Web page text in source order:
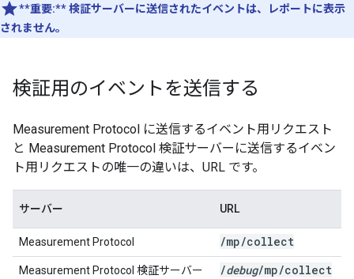
**重要:**検証サーバーに送信されたイベントは、レポートに表示
されません。
検証用のイベントを送信する
Measurement Protocol に送信するイベント用リクエスト
と Measurement Protocol 検証サーバーに送信するイベン
ト用リクエストの唯一の違いは、URL です。
サーバー URL
Measurement Protocol /mp/collect
Measurement Protocol 検証サーバー /debug/mp/collect